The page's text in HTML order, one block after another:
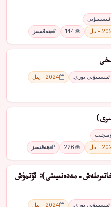
- يىل 144 ھەقسىز
تورى
2024 - يىل
- يىل 226 ھەقسىز
مەدەنىيىتى): ئۆتمۈش
تورى
2024 - يىل